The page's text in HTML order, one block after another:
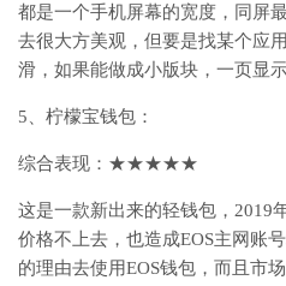
都是一个手机屏幕的宽度，同屏
去很大方美观，但要是找某个应
滑，如果能做成小版块，一页显
5、柠檬宝钱包：
综合表现：★★★★★
这是一款新出来的轻钱包，2019
价格不上去，也造成EOS主网账
的理由去使用EOS钱包，而且市